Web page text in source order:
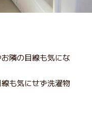
隣の目線も気にな
も気にせず洗濯物